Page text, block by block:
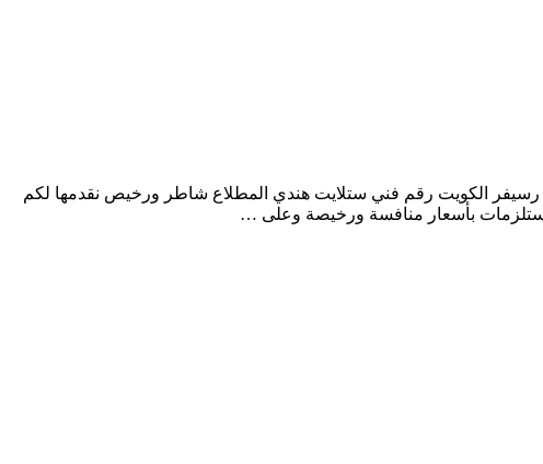
الكويت رقم فني ستلايت هندي المطلاع شاطر ورخيص نقدمها لكم
بأسعار منافسة ورخيصة وعلى …